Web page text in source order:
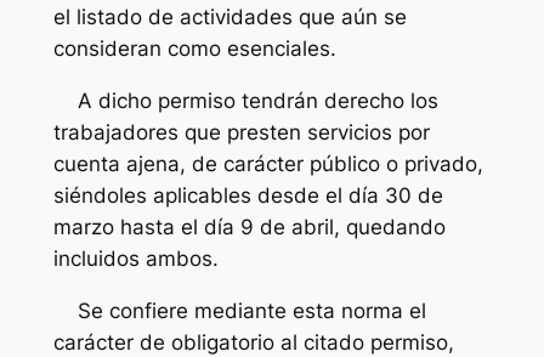
el listado de actividades que aún se
consideran como esenciales.
A dicho permiso tendrán derecho los
trabajadores que presten servicios por
cuenta ajena, de carácter público o privado,
siéndoles aplicables desde el día 30 de
marzo hasta el día 9 de abril, quedando
incluidos ambos.
Se confiere mediante esta norma el
carácter de obligatorio al citado permiso,